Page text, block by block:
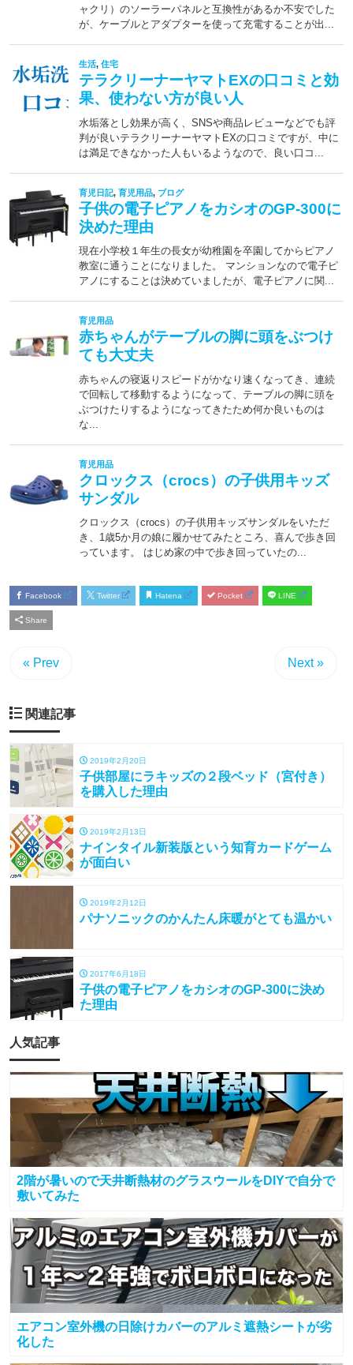
Facebook Twitter Hatena Pocket LINE
Share
« Prev Next »
関連記事
2019年2月20日
子供部屋にラキッズの２段ベッド（宮付き）
を購入した理由
2019年2月13日
ナインタイル新装版という知育カードゲーム
が面白い
2019年2月12日
パナソニックのかんたん床暖がとても温かい
2017年6月18日
子供の電子ピアノをカシオのGP-300に決め
た理由
人気記事
2階が暑いので天井断熱材のグラスウールをDIYで自分で
敷いてみた
エアコン室外機の日除けカバーのアルミ遮熱シートが劣
化した